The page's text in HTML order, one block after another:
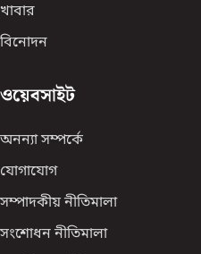
খাবার
বিনোদন
ওয়েবসাইট
অনন্যা সম্পর্কে
যোগাযোগ
সম্পাদকীয় নীতিমালা
সংশোধন নীতিমালা